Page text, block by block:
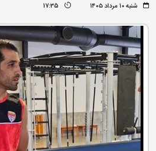
شنبه ۱۰ مرداد ۱۴۰۵ 17:35